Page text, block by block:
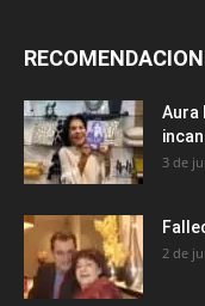
Aura
3 de
2 de